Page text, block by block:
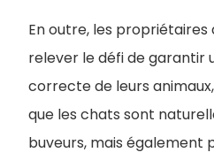
En outre, les
relever le défi de garantir
correcte de leurs
que les chats sont
buveurs, mais également